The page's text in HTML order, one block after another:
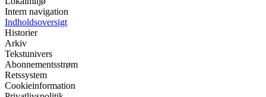
Intern navigation
Indholdsoversigt
Historier
Arkiv
Tekstunivers
Abonnementsstrøm
Retssystem
Cookieinformation